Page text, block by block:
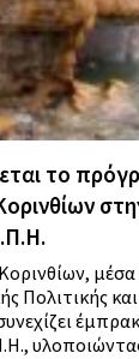
το
Πολιτικής